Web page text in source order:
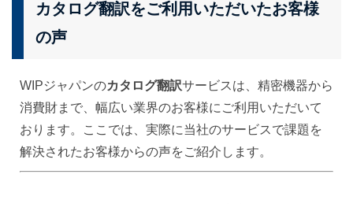
カタログ翻訳をご利用いただいたお客様
の声
WIPジャパンのカタログ翻訳サービスは、精密機器から
消費財まで、幅広い業界のお客様にご利用いただいて
おります。ここでは、実際に当社のサービスで課題を
解決されたお客様からの声をご紹介します。